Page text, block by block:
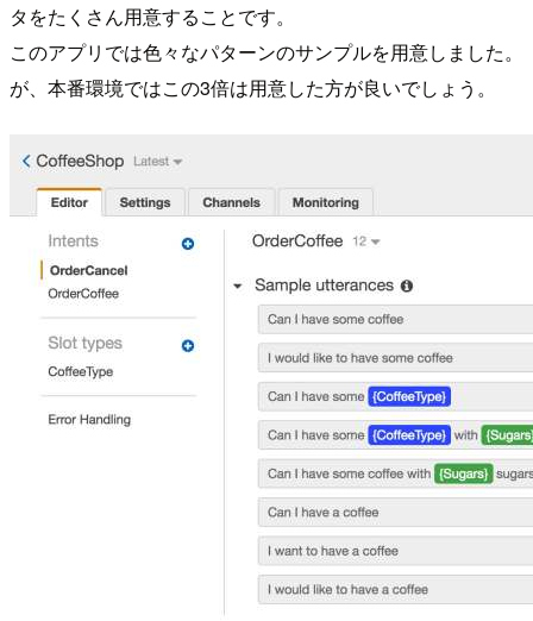
タをたくさん用意することです。
このアプリでは色々なパターンのサンプルを用意しました。
が、本番環境ではこの3倍は用意した方が良いでしょう。